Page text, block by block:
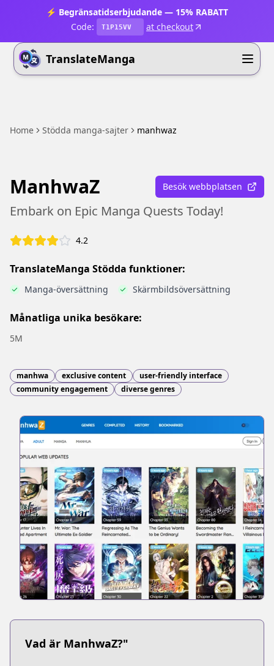
⚡ Begränsatidserbjudande — 15% RABATT
Code:
T1P15VV at checkout
TranslateManga
Home Stödda manga-sajter manhwaz
ManhwaZ Besök webbplatsen
Embark on Epic Manga Quests Today!
4.2
TranslateManga Stödda funktioner:
Manga-översättning Skärmbildsöversättning
Månatliga unika besökare:
5M
manhwa exclusive content
user-friendly interface
community engagement
diverse genres
Vad är ManhwaZ?"